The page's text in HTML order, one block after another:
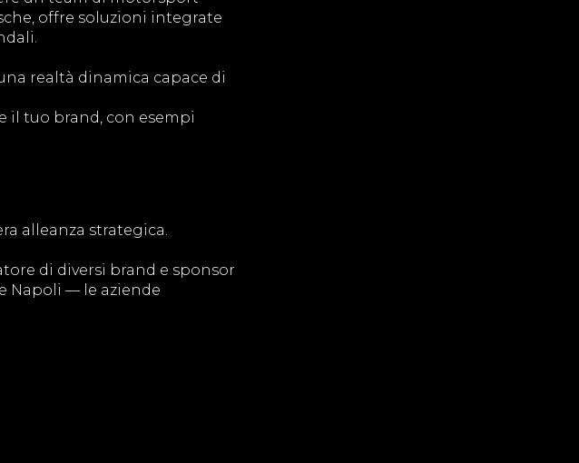
offre soluzioni integrate
realtà dinamica capace di
il tuo brand, con esempi
alleanza strategica.
di diversi brand e sponsor
Napoli — le aziende